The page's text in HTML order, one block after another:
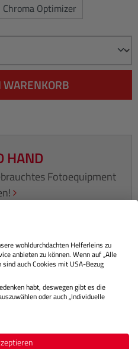
Chroma Optimizer
WARENKORB
HAND
Fotoequipment
wohldurchdachten Helferleins zu
anbieten zu können. Wenn auf „Alle
auch Cookies mit USA-Bezug
habt, deswegen gibt es die
oder auch „Individuelle